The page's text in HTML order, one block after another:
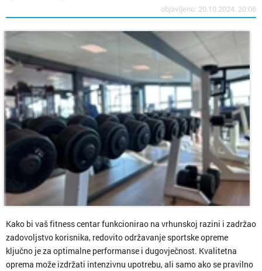
objavljeno: 20.10.2024. 20:06
Kako bi vaš fitness centar funkcionirao na vrhunskoj razini i zadržao
zadovoljstvo korisnika, redovito održavanje sportske opreme
ključno je za optimalne performanse i dugovječnost. Kvalitetna
oprema može izdržati intenzivnu upotrebu, ali samo ako se pravilno